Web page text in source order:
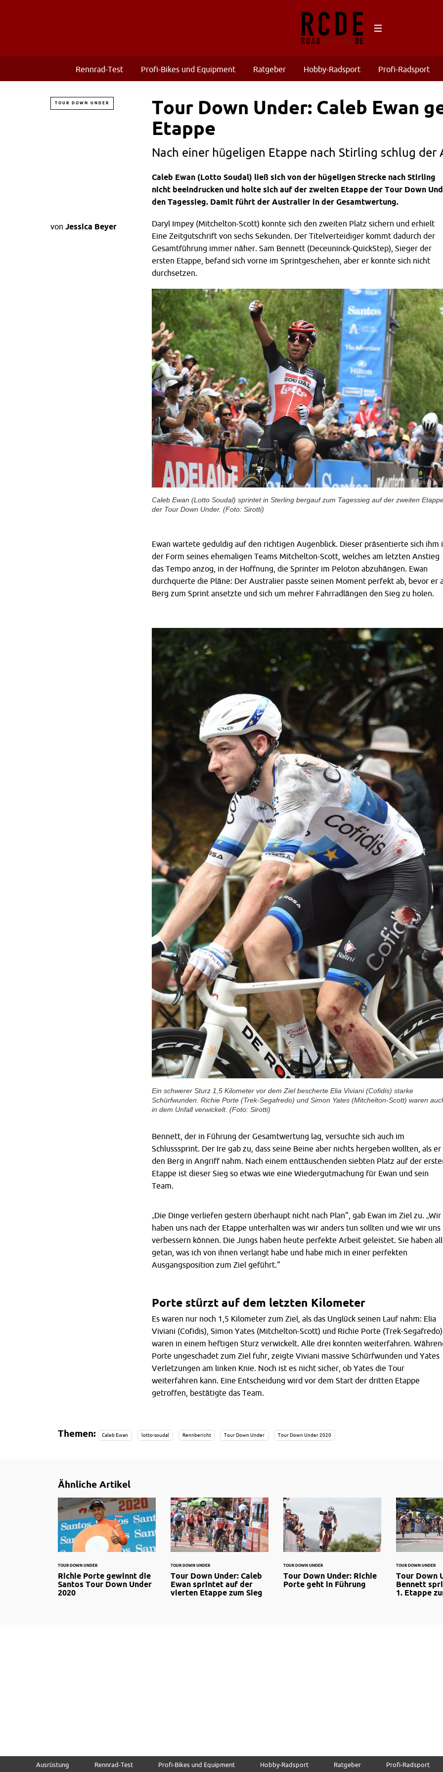
Rennrad-Test Profi-Bikes und Equipment Ratgeber Hobby-Radsport Profi-Radsport
TOUR DOWN UNDER
Tour Down Under: Caleb Ewan
Etappe
Nach einer hügeligen Etappe nach Stirling schlug
von Jessica Beyer
Caleb Ewan (Lotto Soudal) ließ sich von der hügeligen Strecke nach Stirling
nicht beeindrucken und holte sich auf der zweiten Etappe der Tour Down
den Tagessieg. Damit führt der Australier in der Gesamtwertung.
Daryl Impey (Mitchelton-Scott) konnte sich den zweiten Platz sichern und erhielt
Eine Zeitgutschrift von sechs Sekunden. Der Titelverteidiger kommt dadurch der
Gesamtführung immer näher. Sam Bennett (Deceuninck-QuickStep), Sieger der
ersten Etappe, befand sich vorne im Sprintgeschehen, aber er konnte sich nicht
durchsetzen.
Caleb Ewan (Lotto Soudal) sprintet in Sterling bergauf zum Tagessieg auf der zweiten
der Tour Down Under. (Foto: Sirotti)
Ewan wartete geduldig auf den richtigen Augenblick. Dieser präsentierte sich ihm
der Form seines ehemaligen Teams Mitchelton-Scott, welches am letzten Anstieg
das Tempo anzog, in der Hoffnung, die Sprinter im Peloton abzuhängen. Ewan
durchquerte die Pläne: Der Australier passte seinen Moment perfekt ab, bevor er
Berg zum Sprint ansetzte und sich um mehrer Fahrradlängen den Sieg zu holen.
Ein schwerer Sturz 1,5 Kilometer vor dem Ziel bescherte Elia Viviani (Cofidis) starke
Schürfwunden. Richie Porte (Trek-Segafredo) und Simon Yates (Mitchelton-Scott) waren
in dem Unfall verwickelt. (Foto: Sirotti)
Bennett, der in Führung der Gesamtwertung lag, versuchte sich auch im
Schlusssprint. Der Ire gab zu, dass seine Beine aber nichts hergeben wollten, als er
den Berg in Angriff nahm. Nach einem enttäuschenden siebten Platz auf der
Etappe ist dieser Sieg so etwas wie eine Wiedergutmachung für Ewan und sein
Team.
„Die Dinge verliefen gestern überhaupt nicht nach Plan“, gab Ewan im Ziel zu. „Wir
haben uns nach der Etappe unterhalten was wir anders tun sollten und wie wir uns
verbessern können. Die Jungs haben heute perfekte Arbeit geleistet. Sie haben
getan, was ich von ihnen verlangt habe und habe mich in einer perfekten
Ausgangsposition zum Ziel geführt.“
Porte stürzt auf dem letzten Kilometer
Es waren nur noch 1,5 Kilometer zum Ziel, als das Unglück seinen Lauf nahm: Elia
Viviani (Cofidis), Simon Yates (Mitchelton-Scott) und Richie Porte (Trek-Segafredo)
waren in einem heftigen Sturz verwickelt. Alle drei konnten weiterfahren.
Porte ungeschadet zum Ziel fuhr, zeigte Viviani massive Schürfwunden und Yates
Verletzungen am linken Knie. Noch ist es nicht sicher, ob Yates die Tour
weiterfahren kann. Eine Entscheidung wird vor dem Start der dritten Etappe
getroffen, bestätigte das Team.
Themen: Caleb Ewan lotto-soudal Rennbericht Tour Down Under Tour Down Under 2020
Ähnliche Artikel
TOUR DOWN UNDER
Richie Porte gewinnt die
Santos Tour Down Under
2020
TOUR DOWN UNDER
Tour Down Under: Caleb
Ewan sprintet auf der
vierten Etappe zum Sieg
TOUR DOWN UNDER
Tour Down Under: Richie
Porte geht in Führung
TOUR DOWN UNDER
Tour Down
Bennett
1. Etappe
Ausrüstung Rennrad-Test Profi-Bikes und Equipment Hobby-Radsport Ratgeber Profi-Radsport